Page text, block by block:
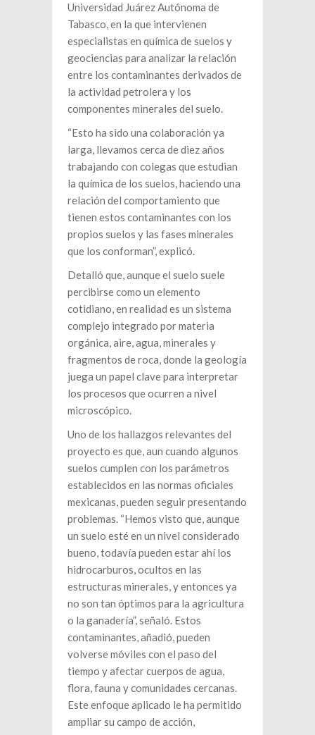
Universidad Juárez Autónoma de
Tabasco, en la que intervienen
especialistas en química de suelos y
geociencias para analizar la relación
entre los contaminantes derivados de
la actividad petrolera y los
componentes minerales del suelo.
“Esto ha sido una colaboración ya
larga, llevamos cerca de diez años
trabajando con colegas que estudian
la química de los suelos, haciendo una
relación del comportamiento que
tienen estos contaminantes con los
propios suelos y las fases minerales
que los conforman”, explicó.
Detalló que, aunque el suelo suele
percibirse como un elemento
cotidiano, en realidad es un sistema
complejo integrado por materia
orgánica, aire, agua, minerales y
fragmentos de roca, donde la geología
juega un papel clave para interpretar
los procesos que ocurren a nivel
microscópico.
Uno de los hallazgos relevantes del
proyecto es que, aun cuando algunos
suelos cumplen con los parámetros
establecidos en las normas oficiales
mexicanas, pueden seguir presentando
problemas. “Hemos visto que, aunque
un suelo esté en un nivel considerado
bueno, todavía pueden estar ahí los
hidrocarburos, ocultos en las
estructuras minerales, y entonces ya
no son tan óptimos para la agricultura
o la ganadería”, señaló. Estos
contaminantes, añadió, pueden
volverse móviles con el paso del
tiempo y afectar cuerpos de agua,
flora, fauna y comunidades cercanas.
Este enfoque aplicado le ha permitido
ampliar su campo de acción,